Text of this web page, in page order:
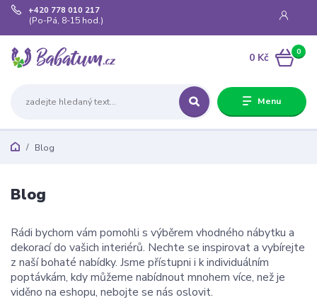
Menu
+420 778 010 217
(Po-Pá, 8-15 hod.)
0
0 Kč
Blog
Blog
Rádi bychom vám pomohli s výběrem vhodného nábytku a
dekorací do vašich interiérů. Nechte se inspirovat a vybírejte
z naší bohaté nabídky. Jsme přístupni i k individuálním
poptávkám, kdy můžeme nabídnout mnohem více, než je
viděno na eshopu, nebojte se nás oslovit.